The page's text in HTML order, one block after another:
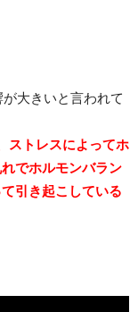
大きいと言われて
ストレスによってホ
でホルモンバラン
引き起こしている